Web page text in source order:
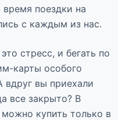
поездки на
с каждым из нас.
стресс, и бегать по
карты особого
вдруг вы приехали
все закрыто? В
купить только в